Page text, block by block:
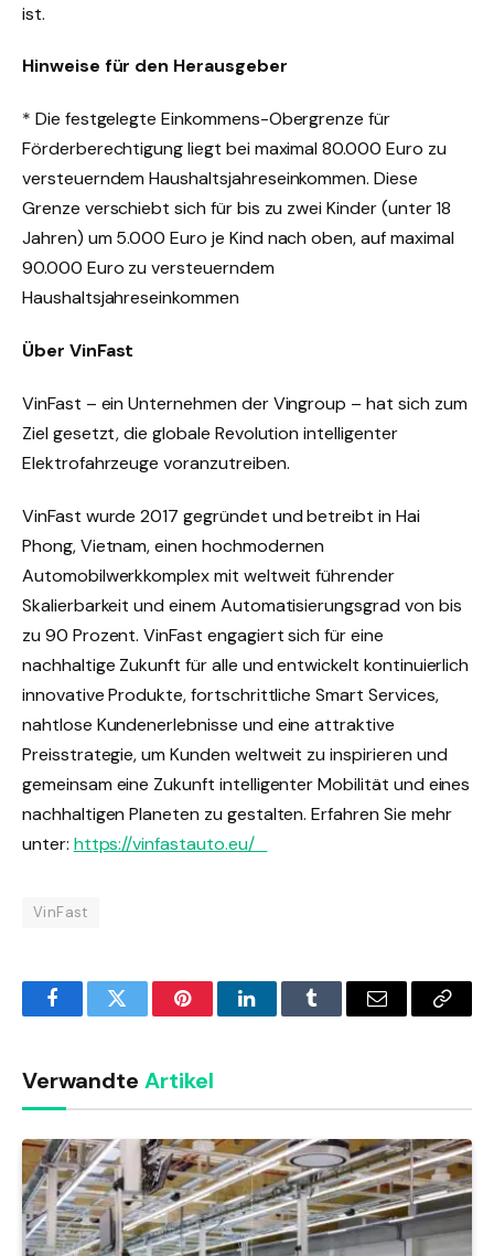
ist.
Hinweise für den Herausgeber
* Die festgelegte Einkommens-Obergrenze für
Förderberechtigung liegt bei maximal 80.000 Euro zu
versteuerndem Haushaltsjahreseinkommen. Diese
Grenze verschiebt sich für bis zu zwei Kinder (unter 18
Jahren) um 5.000 Euro je Kind nach oben, auf maximal
90.000 Euro zu versteuerndem
Haushaltsjahreseinkommen
Über VinFast
VinFast – ein Unternehmen der Vingroup – hat sich zum
Ziel gesetzt, die globale Revolution intelligenter
Elektrofahrzeuge voranzutreiben.
VinFast wurde 2017 gegründet und betreibt in Hai
Phong, Vietnam, einen hochmodernen
Automobilwerkkomplex mit weltweit führender
Skalierbarkeit und einem Automatisierungsgrad von bis
zu 90 Prozent. VinFast engagiert sich für eine
nachhaltige Zukunft für alle und entwickelt kontinuierlich
innovative Produkte, fortschrittliche Smart Services,
nahtlose Kundenerlebnisse und eine attraktive
Preisstrategie, um Kunden weltweit zu inspirieren und
gemeinsam eine Zukunft intelligenter Mobilität und eines
nachhaltigen Planeten zu gestalten. Erfahren Sie mehr
unter: https://vinfastauto.eu/
VinFast
FacebookTwitter PinterestLinkedInTumblr Email
Copy
Verwandte Artikel